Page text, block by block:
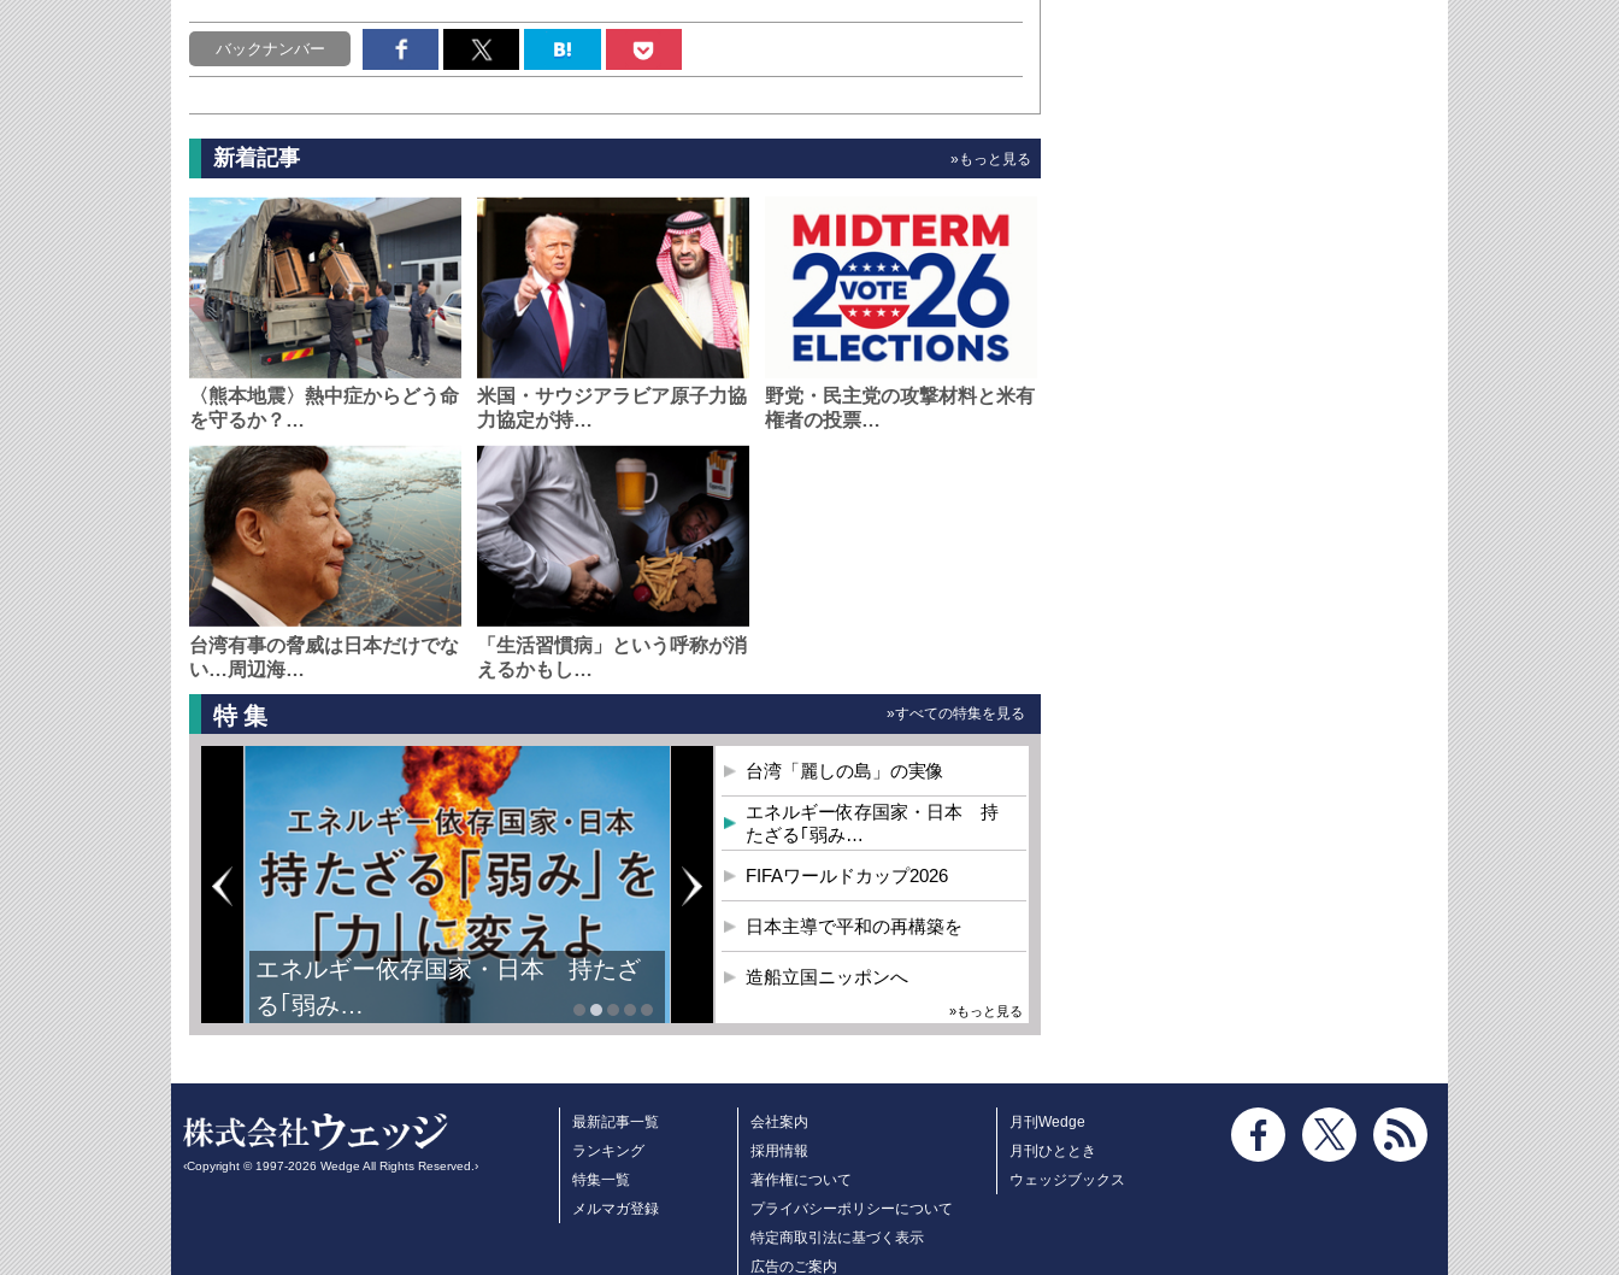
バックナンバー
新着記事 »もっと見る
〈熊本地震〉熱中症からどう命
を守るか？…
米国・サウジアラビア原子力協
力協定が持…
野党・民主党の攻撃材料と米有
権者の投票…
台湾有事の脅威は日本だけでな
い…周辺海…
「生活習慣病」という呼称が消
えるかもし…
特集 »すべての特集を見る
エネルギー依存国家・日本 持たざ
る｢弱み…
台湾「麗しの島」の実像
エネルギー依存国家・日本 持
たざる｢弱み…
FIFAワールドカップ2026
日本主導で平和の再構築を
造船立国ニッポンへ
»もっと見る
‹Copyright © 1997-2026 Wedge All Rights Reserved.›
最新記事一覧
ランキング
特集一覧
メルマガ登録
会社案内
採用情報
著作権について
プライバシーポリシーについて
特定商取引法に基づく表示
広告のご案内
月刊Wedge
月刊ひととき
ウェッジブックス